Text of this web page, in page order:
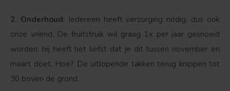
2. Onderhoud: Iedereen heeft verzorging nodig, dus ook
onze vriend. De fruitstruik wil graag 1x per jaar gesnoeid
worden, hij heeft het liefst dat je dit tussen november en
maart doet. Hoe? De uitlopende takken terug knippen tot
30 boven de grond.